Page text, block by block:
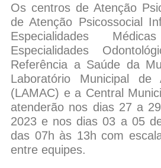
Os centros de Atenção
de Atenção Psicossocial
Especialidades
Especialidades
Referência a Saúde da
Laboratório Municipal de
(LAMAC) e a Central
atenderão nos dias 27 a
2023 e nos dias 03 a 05
das 07h às 13h com
entre equipes.